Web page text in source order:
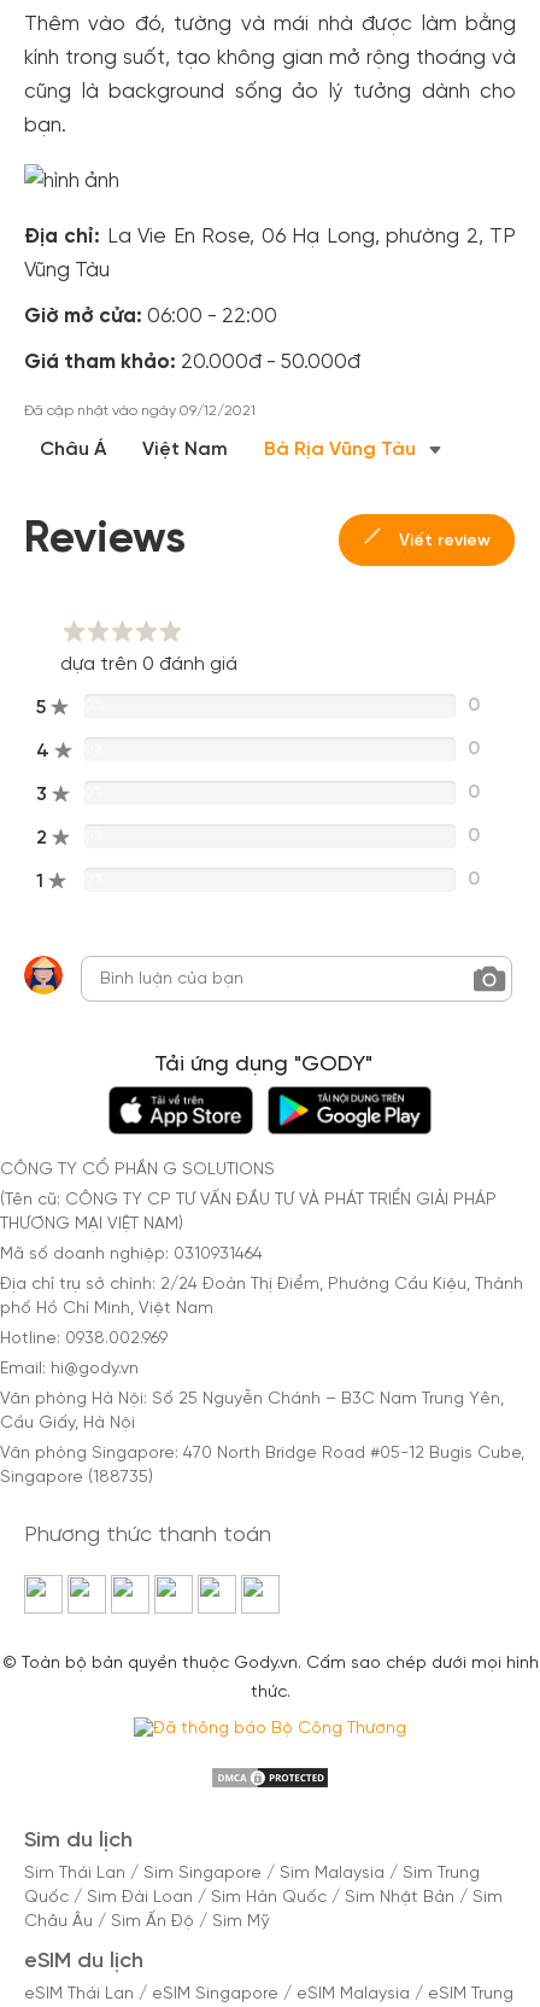
Thêm vào đó, tường và mái nhà được làm bằng
kính trong suốt, tạo không gian mở rộng thoáng và
cũng là background sống ảo lý tưởng dành cho
bạn.
Địa chỉ: La Vie En Rose, 06 Hạ Long, phường 2, TP
Vũng Tàu
Giờ mở cửa: 06:00 - 22:00
Giá tham khảo: 20.000đ - 50.000đ
Đã cập nhật vào ngày 09/12/2021
Châu Á Việt Nam Bà Rịa Vũng Tàu
Reviews Viết review
dựa trên 0 đánh giá
5 0
4 0
3 0
2 0
1 0
Tải ứng dụng "GODY"
CÔNG TY CỔ PHẦN G SOLUTIONS
(Tên cũ: CÔNG TY CP TƯ VẤN ĐẦU TƯ VÀ PHÁT TRIỂN GIẢI PHÁP
THƯƠNG MẠI VIỆT NAM)
Mã số doanh nghiệp: 0310931464
Địa chỉ trụ sở chính: 2/24 Đoàn Thị Điểm, Phường Cầu Kiệu, Thành
phố Hồ Chí Minh, Việt Nam
Hotline: 0938.002.969
Email: hi@gody.vn
Văn phòng Hà Nội: Số 25 Nguyễn Chánh – B3C Nam Trung Yên,
Cầu Giấy, Hà Nội
Văn phòng Singapore: 470 North Bridge Road #05-12 Bugis Cube,
Singapore (188735)
Phương thức thanh toán
© Toàn bộ bản quyền thuộc Gody.vn. Cấm sao chép dưới mọi hình
thức.
Sim du lịch
Sim Thái Lan / Sim Singapore / Sim Malaysia / Sim Trung
Quốc / Sim Đài Loan / Sim Hàn Quốc / Sim Nhật Bản / Sim
Châu Âu / Sim Ấn Độ / Sim Mỹ
eSIM du lịch
eSIM Thái Lan / eSIM Singapore / eSIM Malaysia / eSIM Trung
Tạo tài khoản nhanh - nhận nhiều ưu
dành cho thành viên đến từ các đối tác của Gody.vn dành
cho cộng đồng.